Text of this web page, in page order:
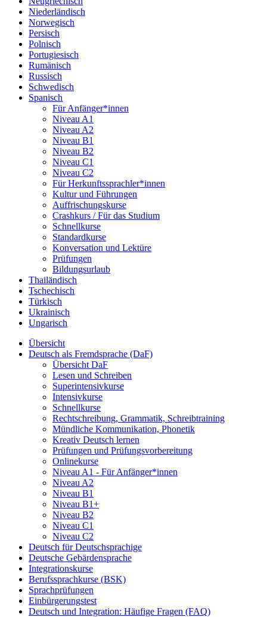
Niederländisch
Norwegisch
Persisch
Polnisch
Portugiesisch
Rumänisch
Russisch
Schwedisch
Spanisch
Für Anfänger*innen
Niveau A1
Niveau A2
Niveau B1
Niveau B2
Niveau C1
Niveau C2
Für Herkunftssprachler*innen
Kultur und Führungen
Auffrischungskurse
Crashkurs / Für das Studium
Schnellkurse
Standardkurse
Konversation und Lektüre
Prüfungen
Bildungsurlaub
Thailändisch
Tschechisch
Türkisch
Ukrainisch
Ungarisch
Übersicht
Deutsch als Fremdsprache (DaF)
Übersicht DaF
Lesen und Schreiben
Superintensivkurse
Intensivkurse
Schnellkurse
Rechtschreibung, Grammatik, Schreibtraining
Mündliche Kommunikation, Phonetik
Kreativ Deutsch lernen
Prüfungen und Prüfungsvorbereitung
Onlinekurse
Niveau A1 - Für Anfänger*innen
Niveau A2
Niveau B1
Niveau B1+
Niveau B2
Niveau C1
Niveau C2
Deutsch für Deutschsprachige
Deutsche Gebärdensprache
Integrationskurse
Berufssprachkurse (BSK)
Sprachprüfungen
Einbürgerungstest
Deutsch und Integration: Häufige Fragen (FAQ)